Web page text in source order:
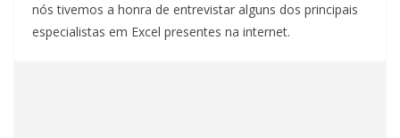
nós tivemos a honra de entrevistar alguns dos principais
especialistas em Excel presentes na internet.